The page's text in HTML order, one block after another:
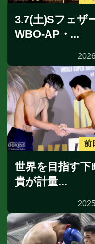
3.7(土)Sフェザ
WBO-AP・...
前
世界を目指す下
貴が計量...